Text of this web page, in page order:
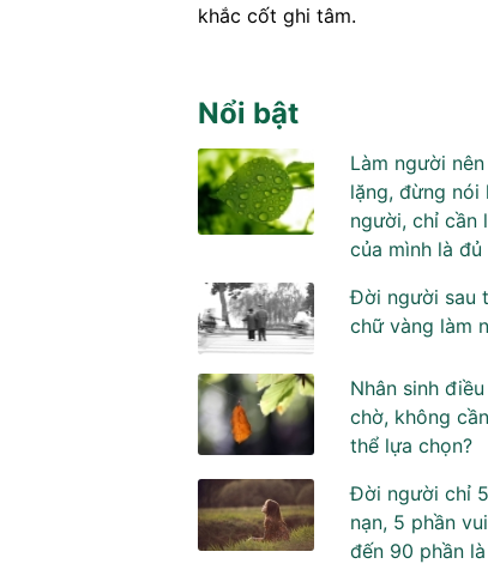
khắc cốt ghi tâm.
Nổi bật
Làm người
lặng, đừng nói
người, chỉ cần
của mình là đủ
Đời người sau
chữ vàng làm
Nhân sinh
chờ, không
thể lựa chọn?
Đời người chỉ
nạn, 5 phần
đến 90 phần